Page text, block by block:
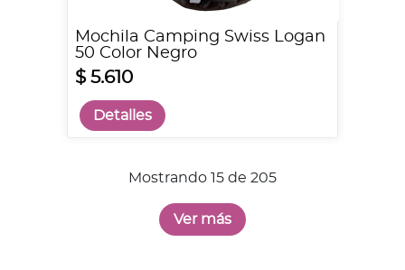
Mochila Camping Swiss Logan
50 Color Negro
$ 5.610
Detalles
Mostrando 15 de 205